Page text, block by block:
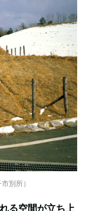
別所）
る空間が立ち上